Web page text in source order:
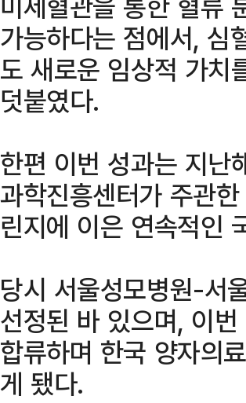
가능하다는 점에서, 심
도 새로운 임상적 가치
덧붙였다.
한편 이번 성과는 지난
과학진흥센터가 주관
린지에 이은 연속적인
당시 서울성모병원-서
선정된 바 있으며, 이
합류하며 한국 양자의
게 됐다.